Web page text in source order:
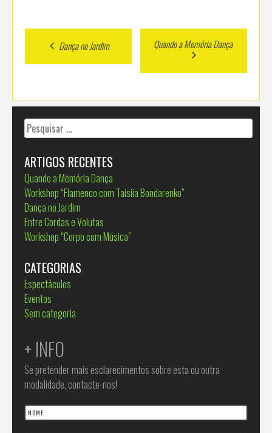
Post Dança no Jardim Quando a Memória Dança
Pesquisar
por:
ARTIGOS RECENTES
Quando a Memória Dança
Workshop “Flamenco com Taisiia Bondarenko”
Dança no Jardim
Entre Cordas e Volutas
Workshop “Corpo com Música”
CATEGORIAS
Espectáculos
Eventos
Sem categoria
+ INFO
Se pretender mais esclarecimentos sobre esta ou outra
modalidade, contacte-nos!